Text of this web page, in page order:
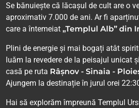
Se bănuiește că lăcașul de cult are o
aproximativ 7.000 de ani. Ar fi
care a întemeiat „Templul Alb” din
Plini de energie și mai bogați atât
luăm la revedere de la peisajul unicat
casă pe ruta Râșnov - Sinaia -
Ajungem la destinație în jurul orei
Hai să explorăm împreună Templul